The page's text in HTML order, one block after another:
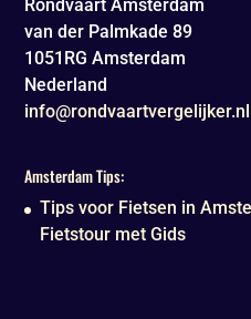
Rondvaart Amsterdam
van der Palmkade 89
1051RG Amsterdam
Nederland
info@rondvaartvergelijker.nl
Amsterdam Tips:
Tips voor Fietsen in
Fietstour met Gids